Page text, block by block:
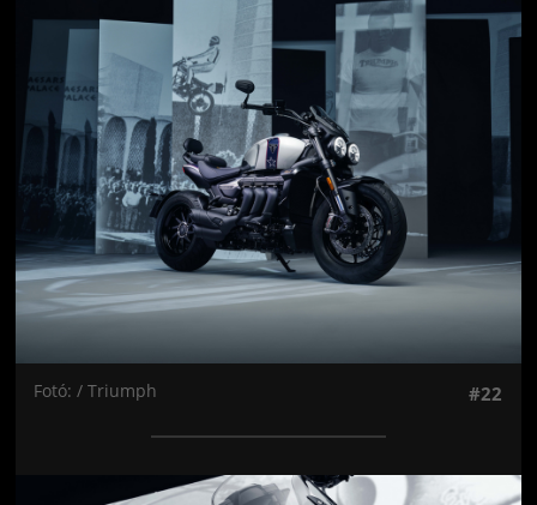
Jön még kép!
Fotó: / Triumph #22